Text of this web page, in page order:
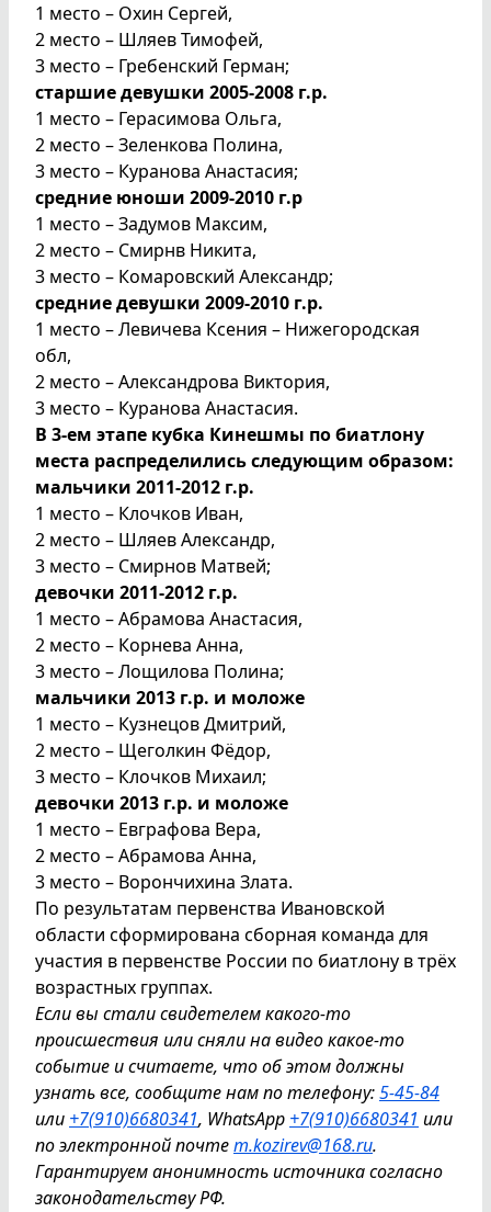
1 место – Охин Сергей,
2 место – Шляев Тимофей,
3 место – Гребенский Герман;
старшие девушки 2005-2008 г.р.
1 место – Герасимова Ольга,
2 место – Зеленкова Полина,
3 место – Куранова Анастасия;
средние юноши 2009-2010 г.р
1 место – Задумов Максим,
2 место – Смирнв Никита,
3 место – Комаровский Александр;
средние девушки 2009-2010 г.р.
1 место – Левичева Ксения – Нижегородская
обл,
2 место – Александрова Виктория,
3 место – Куранова Анастасия.
В 3-ем этапе кубка Кинешмы по биатлону
места распределились следующим образом:
мальчики 2011-2012 г.р.
1 место – Клочков Иван,
2 место – Шляев Александр,
3 место – Смирнов Матвей;
девочки 2011-2012 г.р.
1 место – Абрамова Анастасия,
2 место – Корнева Анна,
3 место – Лощилова Полина;
мальчики 2013 г.р. и моложе
1 место – Кузнецов Дмитрий,
2 место – Щеголкин Фёдор,
3 место – Клочков Михаил;
девочки 2013 г.р. и моложе
1 место – Евграфова Вера,
2 место – Абрамова Анна,
3 место – Ворончихина Злата.
По результатам первенства Ивановской
области сформирована сборная команда для
участия в первенстве России по биатлону в трёх
возрастных группах.
Если вы стали свидетелем какого-то
происшествия или сняли на видео какое-то
событие и считаете, что об этом должны
узнать все, сообщите нам по телефону:5-45-84
или +7(910)6680341, WhatsApp +7(910)6680341 или
по электронной почтеm.kozirev@168.ru.
Гарантируем анонимность источника согласно
законодательству РФ.